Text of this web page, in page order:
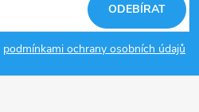
podmínkami ochrany osobních údajů
ODEBÍRAT